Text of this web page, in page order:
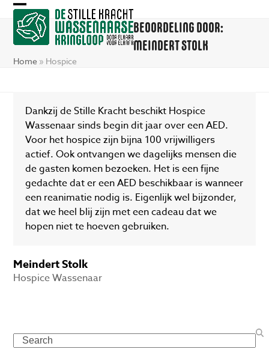
Skip
content
Open
mobile
menu
Close
mobile
menu
BEOORDELING DOOR:
MEINDERT STOLK
Home » Hospice
Dankzij de Stille Kracht beschikt Hospice
Wassenaar sinds begin dit jaar over een AED.
Voor het hospice zijn bijna 100 vrijwilligers
actief. Ook ontvangen we dagelijks mensen die
de gasten komen bezoeken. Het is een fijne
gedachte dat er een AED beschikbaar is wanneer
een reanimatie nodig is. Eigenlijk wel bijzonder,
dat we heel blij zijn met een cadeau dat we
hopen niet te hoeven gebruiken.
Meindert Stolk
Hospice Wassenaar
Search